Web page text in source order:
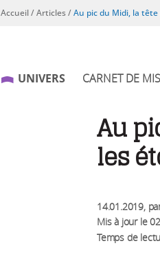
Vous êtes ici
Accueil/Articles/Au pic du Midi, la
UNIVERS CARNET DE
Au
les
14.01.2019,
Mis à jour le
Temps de